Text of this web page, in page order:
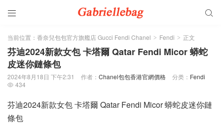
 
当前位置： 香奈兒包包官方旗艦店 Gucci Fendi Chanel > Fendi > 正文
芬迪2024新款女包 卡塔爾 Qatar Fendi Micor 蟒蛇
皮迷你鏈條包
2024年8月18日 下午2:31 作者： Chanel包包香港官網價格 分类： Fendi
 434
芬迪2024新款女包 卡塔爾 Qatar Fendi Micor 蟒蛇皮迷你鏈
條包